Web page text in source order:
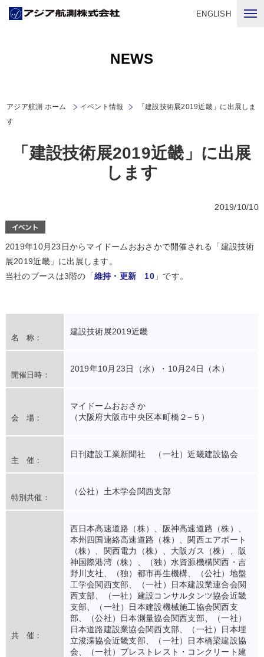
ENGLISH
NEWS
アジア航測 ホーム イベント情報
「建設技術展2019近畿」に出展しま
す
「建設技術展2019近畿」に出展
します
2019/10/10
2019年10月23日からマイドームおおさかで開催される「建設技術
展2019近畿」に出展します。
当社のブースは3階の「維持・更新 10 」です。
名 称：
建設技術展2019近畿
開催日時：
2019年10月23日（水）・10月24日（木）
会 場：
マイドームおおさか
（大阪府大阪市中央区本町橋２−５）
主 催：
日刊建設工業新聞社 （一社）近畿建設協会
特別共催：
（公社）土木学会関西支部
共 催：
西日本高速道路（株）、阪神高速道路（株）、
本州四国連絡高速道路（株）、関西エアポート
（株）、関西電力（株）、大阪ガス（株）、阪
神国際港湾（株）、（独）水資源機構関西・吉
野川支社、（独）都市再生機構、（公社）地盤
工学会関西支部、（一社）日本建設業連合会関
西支部、（一社）建設コンサルタンツ協会近畿
支部、（一社）日本建設機械施工協会関西支
部、（公社）日本測量協会関西支部、（一社）
日本道路建設業協会関西支部、（一社）日本埋
立浚渫協会近畿支部、（一社）日本橋梁建設協
会、（一社）プレストレスト・コンクリート建